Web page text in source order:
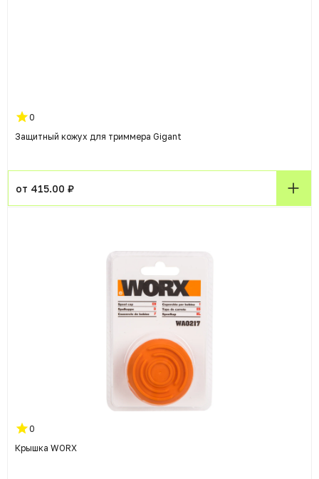
0
Защитный кожух для триммера Gigant
от 415.00 ₽
0
Крышка WORX